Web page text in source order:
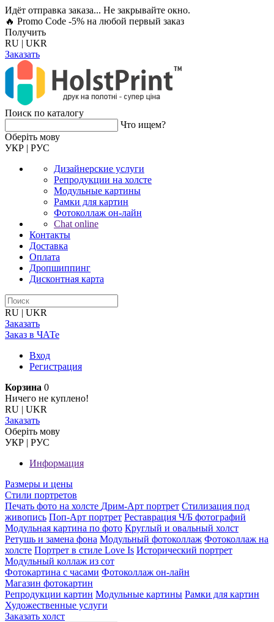
Идёт отправка заказа... Не закрывайте окно.
🔥 Promo Code -5% на любой первый заказ
Получить
RU | UKR
Заказать
Поиск по каталогу
Что ищем?
Оберiть мову
УКР | РУС
Дизайнерские услуги
Репродукции на холсте
Модульные картины
Рамки для картин
Фотоколлаж он-лайн
Chat online
Контакты
Доставка
Оплата
Дропшиппинг
Дисконтная карта
RU | UKR
Заказать
Заказ в ЧАТе
Вход
Регистрация
Корзина 0
Ничего не куплено!
RU | UKR
Заказать
Оберiть мову
УКР | РУС
Информация
Размеры и цены
Стили портретов
Печать фото на холсте Дрим-Арт портрет Стилизация под
живопись Поп-Арт портрет Реставрация Ч/Б фотографий
Модульная картина по фото Круглый и овальный холст
Ретушь и замена фона Модульный фотоколлаж Фотоколлаж на
холсте Портрет в стиле Love Is Исторический портрет
Модульный коллаж из сот
Фотокартина с часами Фотоколлаж он-лайн
Магазин фотокартин
Репродукции картин Модульные картины Рамки для картин
Художественные услуги
Заказать холст